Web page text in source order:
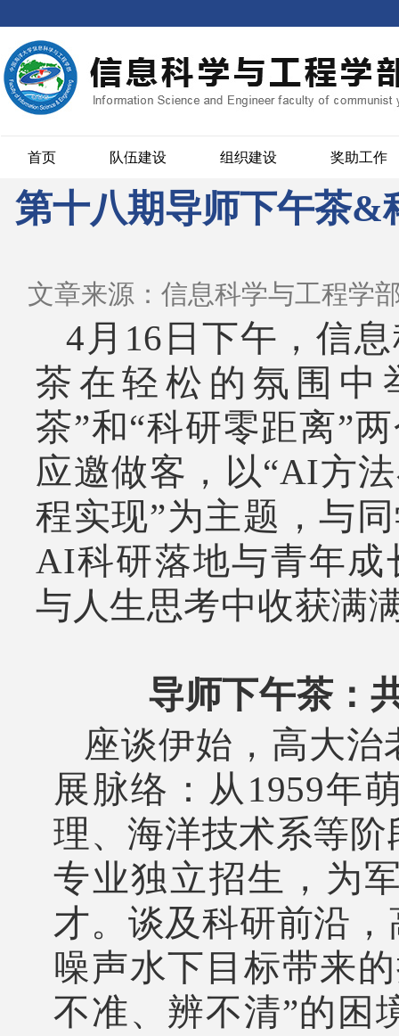
首页 队伍建设 组织建设 奖助工作
第十八期导师下午茶&
文章来源：信息科学与工程学
4月16日下午，信
茶在轻松的氛围中
茶”和“科研零距离”
应邀做客，以“AI方
程实现”为主题，与
AI科研落地与青年成
与人生思考中收获满
导师下午茶：
座谈伊始，高大
展脉络：从1959年
理、海洋技术系等
专业独立招生，为
才。谈及科研前沿
噪声水下目标带来
不准、辨不清”的困